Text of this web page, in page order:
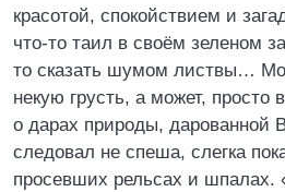
красотой, спокойствием и
что-то таил в своём зеленом
то сказать шумом листвы…
некую грусть, а может,
о дарах природы, дарованной
следовал не спеша, слегка
просевших рельсах и шпалах.